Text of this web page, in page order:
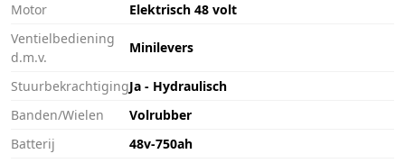
Motor
Elektrisch 48 volt
Ventielbediening
d.m.v.
Minilevers
StuurbekrachtigingJa - Hydraulisch
Banden/Wielen
Volrubber
Batterij
48v-750ah